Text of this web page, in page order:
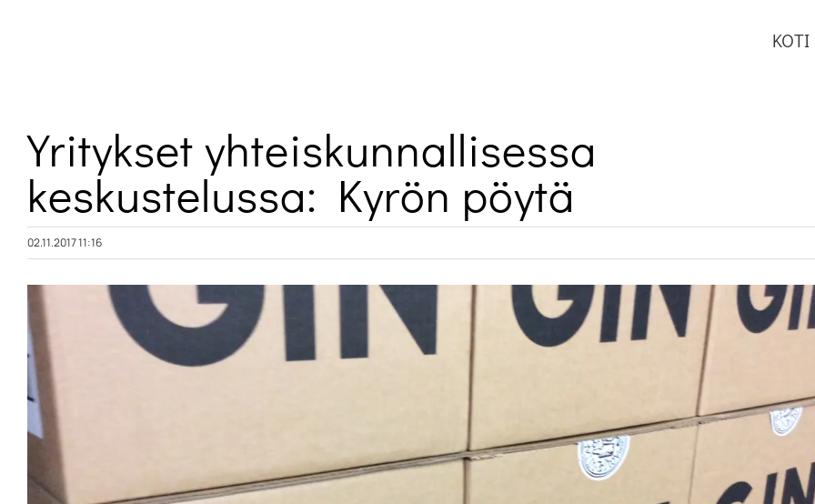
KOTI
Yritykset yhteiskunnallisessa
keskustelussa: Kyrön pöytä
02.11.2017 11:16
Katso
kuvaa
isompana